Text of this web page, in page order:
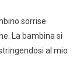
sorrise
La bambina si
al mio